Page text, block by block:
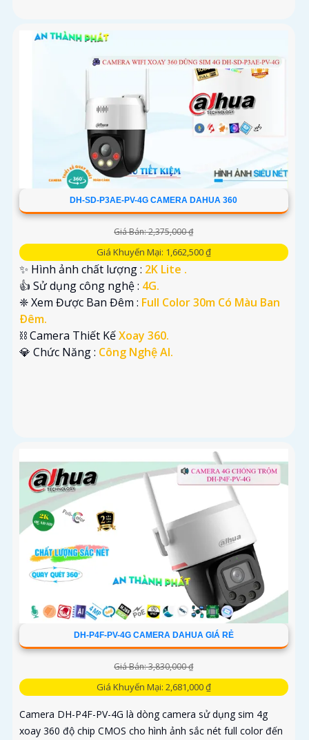
DH-SD-P3AE-PV-4G CAMERA DAHUA 360
Giá Bán: 2,375,000 ₫
Giá Khuyến Mại: 1,662,500 ₫
✨ Hình ảnh chất lượng : 2K Lite .
👍 Sử dụng công nghệ : 4G.
❈ Xem Được Ban Đêm : Full Color 30m Có Màu Ban
Ðêm.
⛓ Camera Thiết KếXoay 360.
️💎 Chức Năng : Công Nghệ AI.
DH-P4F-PV-4G CAMERA DAHUA GIÁ RẺ
Giá Bán: 3,830,000 ₫
Giá Khuyến Mại: 2,681,000 ₫
Camera DH-P4F-PV-4G là dòng camera sử dụng sim 4g
xoay 360 độ chip CMOS cho hình ảnh sắc nét full color đến